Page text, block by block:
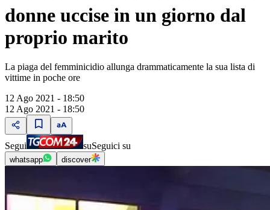
donne uccise in un giorno dal
proprio marito
La piaga del femminicidio allunga drammaticamente la sua lista di
vittime in poche ore
12 Ago 2021 - 18:50
12 Ago 2021 - 18:50
Segui suSeguici su
whatsapp discover